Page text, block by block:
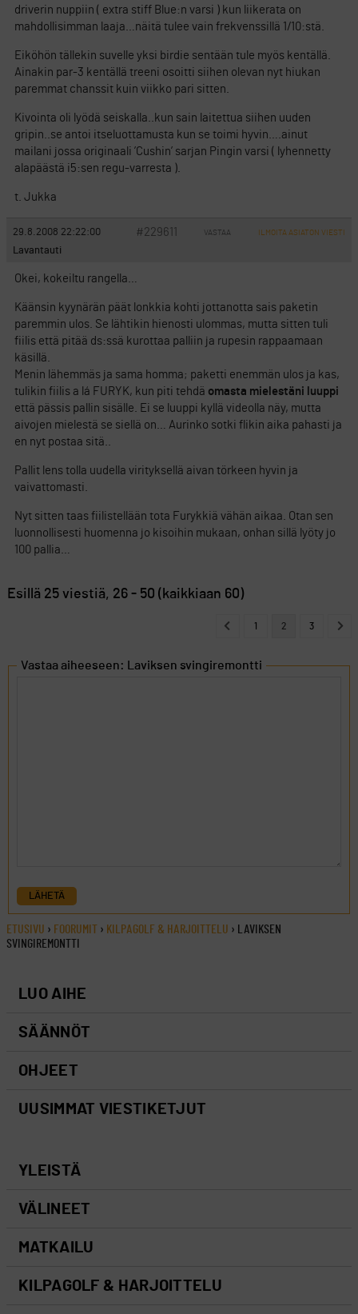
driverin nuppiin ( extra stiff Blue:n varsi ) kun liikerata on
mahdollisimman laaja…näitä tulee vain frekvenssillä 1/10:stä.
Eiköhön tällekin suvelle yksi birdie sentään tule myös kentällä.
Ainakin par-3 kentällä treeni osoitti siihen olevan nyt hiukan
paremmat chanssit kuin viikko pari sitten.
Kivointa oli lyödä seiskalla..kun sain laitettua siihen uuden
gripin..se antoi itseluottamusta kun se toimi hyvin….ainut
mailani jossa originaali ’Cushin’ sarjan Pingin varsi ( lyhennetty
alapäästä i5:sen regu-varresta ).
t. Jukka
29.8.2008 22:22:00 #229611 VASTAA ILMOITA ASIATON VIESTI
Lavantauti
Okei, kokeiltu rangella…
Käänsin kyynärän päät lonkkia kohti jottanotta sais paketin
paremmin ulos. Se lähtikin hienosti ulommas, mutta sitten tuli
fiilis että pitää ds:ssä kurottaa palliin ja rupesin rappaamaan
käsillä.
Menin lähemmäs ja sama homma; paketti enemmän ulos ja kas,
tulikin fiilis a lá FURYK, kun piti tehdä omasta mielestäni luuppi
että pässis pallin sisälle. Ei se luuppi kyllä videolla näy, mutta
aivojen mielestä se siellä on… Aurinko sotki flikin aika pahasti ja
en nyt postaa sitä..
Pallit lens tolla uudella virityksellä aivan törkeen hyvin ja
vaivattomasti.
Nyt sitten taas fiilistellään tota Furykkiä vähän aikaa. Otan sen
luonnollisesti huomenna jo kisoihin mukaan, onhan sillä lyöty jo
100 pallia…
Esillä 25 viestiä, 26 - 50 (kaikkiaan 60)
1 2 3
Vastaa aiheeseen: Laviksen svingiremontti
LÄHETÄ
ETUSIVU › FOORUMIT › KILPAGOLF & HARJOITTELU ›
LAVIKSEN
SVINGIREMONTTI
LUO AIHE
SÄÄNNÖT
OHJEET
UUSIMMAT VIESTIKETJUT
YLEISTÄ
VÄLINEET
MATKAILU
KILPAGOLF & HARJOITTELU